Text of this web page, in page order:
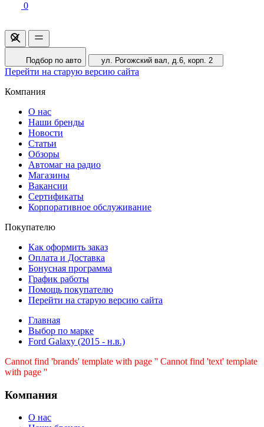
0
Подбор по авто ул. Рогожский вал, д.6, корп. 2
Перейти на старую версию сайта
Компания
О нас
Наши бренды
Новости
Статьи
Обзоры
Автомаг на радио
Магазины
Вакансии
Сертификаты
Корпоративное обслуживание
Покупателю
Как оформить заказ
Оплата и Доставка
Бонусная программа
График работы
Помощь покупателю
Перейти на старую версию сайта
Главная
Выбор по марке
Ford Galaxy (2015 - н.в.)
Cannot find 'brands' template with page '' Cannot find 'text' template
with page ''
Компания
О нас